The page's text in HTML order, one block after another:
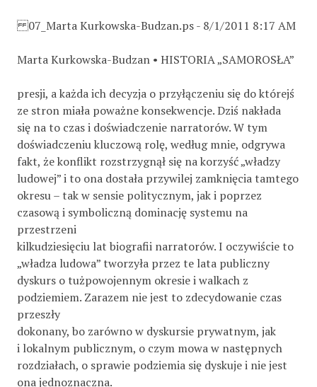
07_Marta Kurkowska-Budzan.ps - 8/1/2011 8:17 AM
Marta Kurkowska-Budzan • HISTORIA „SAMOROSŁA”
presji, a każda ich decyzja o przyłączeniu się do którejś
ze stron miała poważne konsekwencje. Dziś nakłada
się na to czas i doświadczenie narratorów. W tym
doświadczeniu kluczową rolę, według mnie, odgrywa
fakt, że konflikt rozstrzygnął się na korzyść „władzy
ludowej” i to ona dostała przywilej zamknięcia tamtego
okresu – tak w sensie politycznym, jak i poprzez
czasową i symboliczną dominację systemu na
przestrzeni
kilkudziesięciu lat biografii narratorów. I oczywiście to
„władza ludowa” tworzyła przez te lata publiczny
dyskurs o tużpowojennym okresie i walkach z
podziemiem. Zarazem nie jest to zdecydowanie czas
przeszły
dokonany, bo zarówno w dyskursie prywatnym, jak
i lokalnym publicznym, o czym mowa w następnych
rozdziałach, o sprawie podziemia się dyskuje i nie jest
ona jednoznaczna.